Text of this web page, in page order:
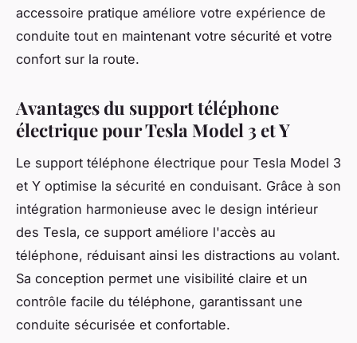
accessoire pratique améliore votre expérience de
conduite tout en maintenant votre sécurité et votre
confort sur la route.
Avantages du support téléphone
électrique pour Tesla Model 3 et Y
Le support téléphone électrique pour Tesla Model 3
et Y optimise la sécurité en conduisant. Grâce à son
intégration harmonieuse avec le design intérieur
des Tesla, ce support améliore l'accès au
téléphone, réduisant ainsi les distractions au volant.
Sa conception permet une visibilité claire et un
contrôle facile du téléphone, garantissant une
conduite sécurisée et confortable.